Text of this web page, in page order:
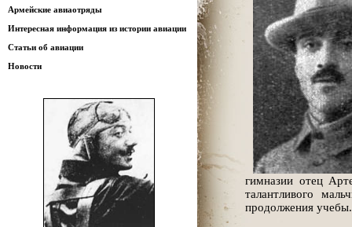
Армейские авиаотряды
Интересная информация из истории авиации
Статьи об авиации
Новости
гимназии отец
талантливого
продолжения учебы.